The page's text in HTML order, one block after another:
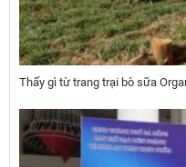
Thấy gì từ trang trại bò sữa